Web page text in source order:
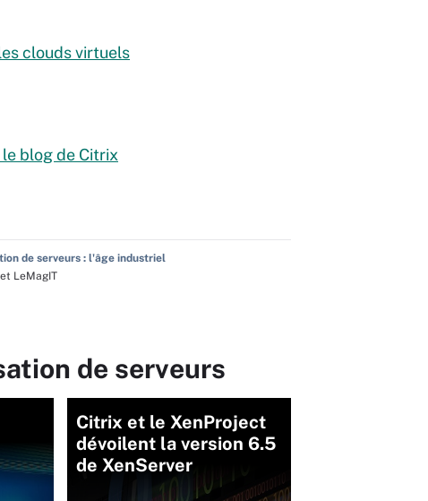
clouds virtuels
blog de Citrix
de serveurs : l'âge industriel
LeMagIT
de serveurs
Citrix et le XenProject
dévoilent la version 6.5
de XenServer